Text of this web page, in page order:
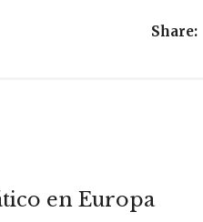
Share:
en Europa